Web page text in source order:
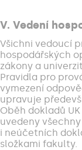
V. Vedení
Všichni vedoucí
hospodářských
zákony a
Pravidla pro
vymezení
upravuje
Oběh dokladů UK
uvedeny
i neúčetních
složkami fakulty.